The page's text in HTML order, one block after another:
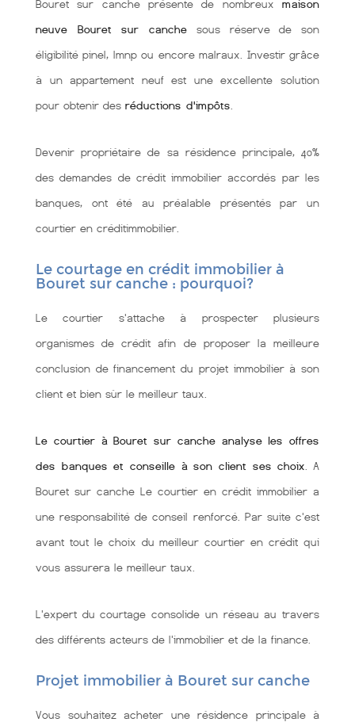
Bouret sur canche présente de nombreux maison
neuve Bouret sur canche sous réserve de son
éligibilité pinel, lmnp ou encore malraux. Investir grâce
à un appartement neuf est une excellente solution
pour obtenir des réductions d'impôts
Devenir propriétaire de sa résidence principale, 40%
des demandes de crédit immobilier accordés par les
banques, ont été au préalable présentés par un
courtier en créditimmobilier.
Le courtage en crédit immobilier à
Bouret sur canche : pourquoi?
Le courtier s'attache à prospecter plusieurs
organismes de crédit afin de proposer la meilleure
conclusion de financement du projet immobilier à son
client et bien sùr le meilleur taux.
Le courtier à Bouret sur canche analyse les offres
des banques et conseille à son client ses choix . A
Bouret sur canche Le courtier en crédit immobilier a
une responsabilité de conseil renforcé. Par suite c'est
avant tout le choix du meilleur courtier en crédit qui
vous assurera le meilleur taux.
L'expert du courtage consolide un réseau au travers
des différents acteurs de l'immobilier et de la finance.
Projet immobilier à Bouret sur canche
Vous souhaitez acheter une résidence principale à